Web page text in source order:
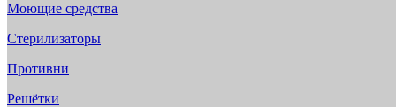
Моющие средства
Стерилизаторы
Противни
Решётки